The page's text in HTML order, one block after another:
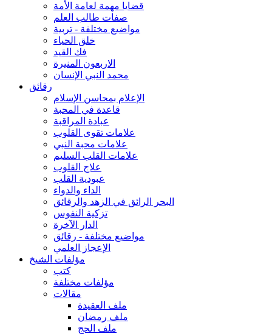
قضايا مهمة لعامة الأمة
صفات طالب العلم
مواضيع مختلفة - تربية
خلق الحياء
فك القيد
الاربعون المنيرة
محمد النبي الإنسان
رقائق
الإعلام بمحاسن الإسلام
قاعدة في المحبة
عبادة المراقبة
علامات تقوى القلوب
علامات محبة النبي
علامات القلب السليم
علاج القلوب
عبودية القلب
الداء والدواء
البحر الرائق في الزهد والرقائق
تزكية النفوس
الدار الآخرة
مواضيع مختلفة - رقائق
الإعجاز العلمي
مؤلفات الشيخ
كتب
مؤلفات مختلفة
مقالات
ملف العقيدة
ملف رمضان
ملف الحج